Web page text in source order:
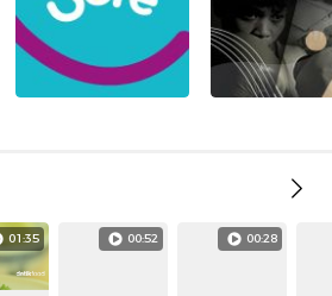
01:35 00:52 00:28